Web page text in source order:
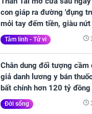
con giáp ra đường 'đụng
mỏi tay đếm tiền, giàu
Tâm linh - Tử vi
Chân dung đối tượng cầm
giả danh lương y bán
bất chính hơn 120 tỷ đồng
Đời sống